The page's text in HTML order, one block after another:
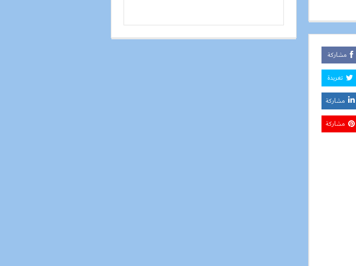
مشاركة
تغريدة
مشاركة
مشاركة